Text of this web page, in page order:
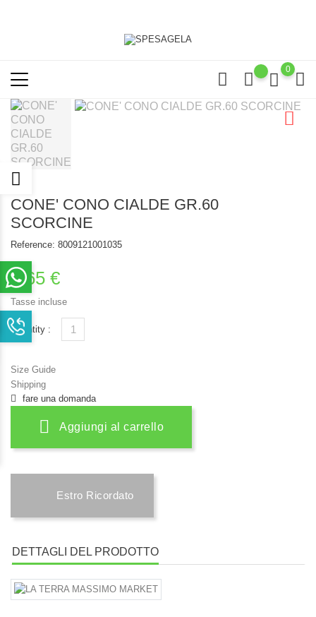
0
CONE' CONO CIALDE GR.60
SCORCINE
Reference: 8009121001035
1,65 €
Tasse incluse
Quantity :
Size Guide
Shipping
fare una domanda
Aggiungi al carrello
Estro Ricordato
DETTAGLI DEL PRODOTTO